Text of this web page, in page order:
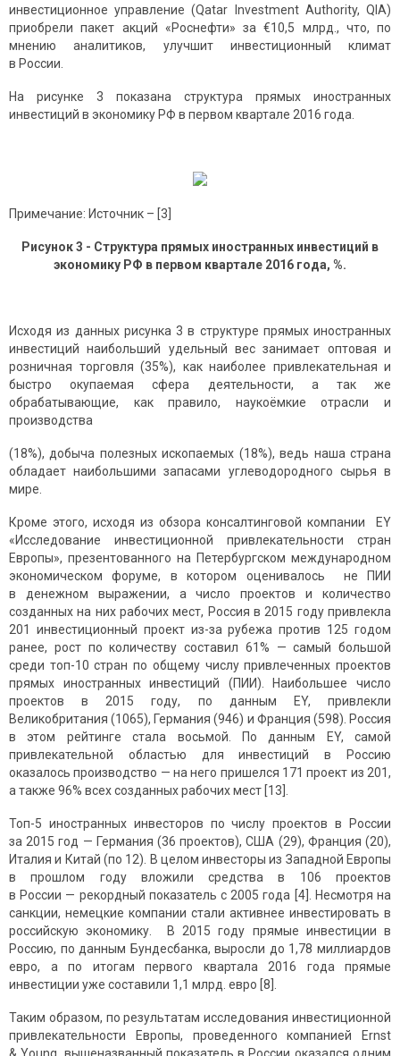
инвестиционное управление (Qatar Investment Authority, QIA)
приобрели пакет акций «Роснефти» за €10,5 млрд., что, по
мнению аналитиков, улучшит инвестиционный климат
в России.
На рисунке 3 показана структура прямых иностранных
инвестиций в экономику РФ в первом квартале 2016 года.
Примечание: Источник – [3]
Рисунок 3 - Структура прямых иностранных инвестиций в
экономику РФ в первом квартале 2016 года, %.
Исходя из данных рисунка 3 в структуре прямых иностранных
инвестиций наибольший удельный вес занимает оптовая и
розничная торговля (35%), как наиболее привлекательная и
быстро окупаемая сфера деятельности, а так же
обрабатывающие, как правило, наукоёмкие отрасли и
производства
(18%), добыча полезных ископаемых (18%), ведь наша страна
обладает наибольшими запасами углеводородного сырья в
мире.
Кроме этого, исходя из обзора консалтинговой компании EY
«Исследование инвестиционной привлекательности стран
Европы», презентованного на Петербургском международном
экономическом форуме, в котором оценивалось не ПИИ
в денежном выражении, а число проектов и количество
созданных на них рабочих мест, Россия в 2015 году привлекла
201 инвестиционный проект из-за рубежа против 125 годом
ранее, рост по количеству составил 61% — самый большой
среди топ-10 стран по общему числу привлеченных проектов
прямых иностранных инвестиций (ПИИ). Наибольшее число
проектов в 2015 году, по данным EY, привлекли
Великобритания (1065), Германия (946) и Франция (598). Россия
в этом рейтинге стала восьмой. По данным EY, самой
привлекательной областью для инвестиций в Россию
оказалось производство — на него пришелся 171 проект из 201,
а также 96% всех созданных рабочих мест [13].
Топ-5 иностранных инвесторов по числу проектов в России
за 2015 год — Германия (36 проектов), США (29), Франция (20),
Италия и Китай (по 12). В целом инвесторы из Западной Европы
в прошлом году вложили средства в 106 проектов
в России — рекордный показатель с 2005 года [4]. Несмотря на
санкции, немецкие компании стали активнее инвестировать в
российскую экономику. В 2015 году прямые инвестиции в
Россию, по данным Бундесбанка, выросли до 1,78 миллиардов
евро, а по итогам первого квартала 2016 года прямые
инвестиции уже составили 1,1 млрд. евро [8].
Таким образом, по результатам исследования инвестиционной
привлекательности Европы, проведенного компанией Ernst